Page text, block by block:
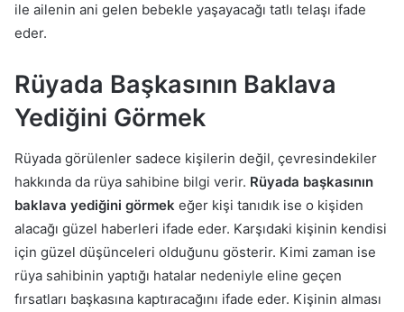
ile ailenin ani gelen bebekle yaşayacağı tatlı telaşı ifade
eder.
Rüyada Başkasının Baklava
Yediğini Görmek
Rüyada görülenler sadece kişilerin değil, çevresindekiler
hakkında da rüya sahibine bilgi verir. Rüyada başkasının
baklava yediğini görmek eğer kişi tanıdık ise o kişiden
alacağı güzel haberleri ifade eder. Karşıdaki kişinin kendisi
için güzel düşünceleri olduğunu gösterir. Kimi zaman ise
rüya sahibinin yaptığı hatalar nedeniyle eline geçen
fırsatları başkasına kaptıracağını ifade eder. Kişinin alması